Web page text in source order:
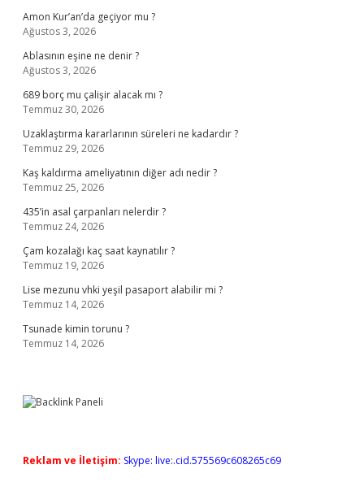
Amon Kur’an’da geçiyor mu ?
Ağustos 3, 2026
Ablasının eşine ne denir ?
Ağustos 3, 2026
689 borç mu çalişir alacak mı ?
Temmuz 30, 2026
Uzaklaştırma kararlarının süreleri ne kadardır ?
Temmuz 29, 2026
Kaş kaldırma ameliyatının diğer adı nedir ?
Temmuz 25, 2026
435’in asal çarpanları nelerdir ?
Temmuz 24, 2026
Çam kozalağı kaç saat kaynatılır ?
Temmuz 19, 2026
Lise mezunu vhki yeşil pasaport alabilir mi ?
Temmuz 14, 2026
Tsunade kimin torunu ?
Temmuz 14, 2026
Reklam ve İletişim: Skype: live:.cid.575569c608265c69